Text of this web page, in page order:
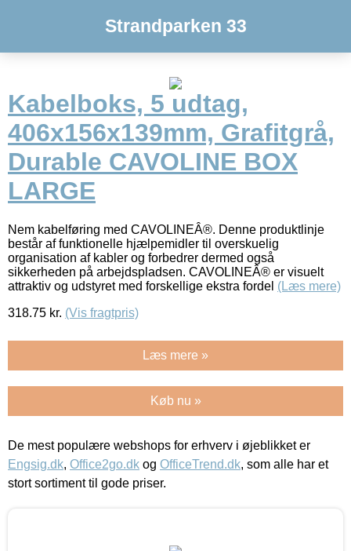
Strandparken 33
Kabelboks, 5 udtag,
406x156x139mm, Grafitgrå,
Durable CAVOLINE BOX
LARGE
Nem kabelføring med CAVOLINEÂ®. Denne produktlinje
består af funktionelle hjælpemidler til overskuelig
organisation af kabler og forbedrer dermed også
sikkerheden på arbejdspladsen. CAVOLINEÂ® er visuelt
attraktiv og udstyret med forskellige ekstra fordel (Læs mere)
318.75 kr. (Vis fragtpris)
Læs mere »
Køb nu »
De mest populære webshops for erhverv i øjeblikket er
Engsig.dk, Office2go.dk og OfficeTrend.dk, som alle har et
stort sortiment til gode priser.